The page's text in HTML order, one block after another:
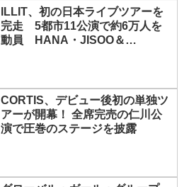
ILLIT、初の日本ライブツアーを
完走 5都市11公演で約6万人を
動員 HANA・JISOO＆
CORTIS、デビュー後初の単独ツ
アーが開幕！ 全席完売の仁川公
演で圧巻のステージを披露